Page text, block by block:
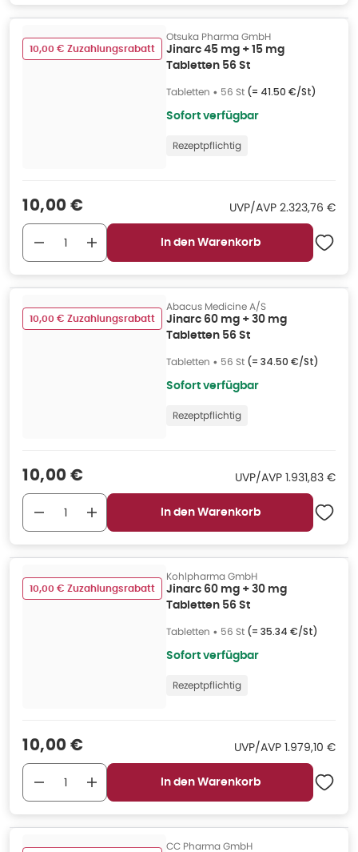
10,00 € Zuzahlungsrabatt
Otsuka Pharma GmbH
Jinarc 45 mg + 15 mg
Tabletten 56 St
Tabletten • 56 St (= 41.50 €/St)
Sofort verfügbar
Rezeptpflichtig
Verkaufspreis
10,00 € UVP/AVP UVP/AVP :
2.323,76 €
In den Warenkorb
10,00 € Zuzahlungsrabatt
Abacus Medicine A/S
Jinarc 60 mg + 30 mg
Tabletten 56 St
Tabletten • 56 St (= 34.50 €/St)
Sofort verfügbar
Rezeptpflichtig
Verkaufspreis
10,00 € UVP/AVP UVP/AVP:
1.931,83 €
In den Warenkorb
10,00 € Zuzahlungsrabatt
Kohlpharma GmbH
Jinarc 60 mg + 30 mg
Tabletten 56 St
Tabletten • 56 St (= 35.34 €/St)
Sofort verfügbar
Rezeptpflichtig
Verkaufspreis
10,00 € UVP/AVP UVP/AVP:
1.979,10 €
In den Warenkorb
CC Pharma GmbH